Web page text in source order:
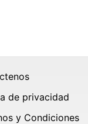
de privacidad
y Condiciones